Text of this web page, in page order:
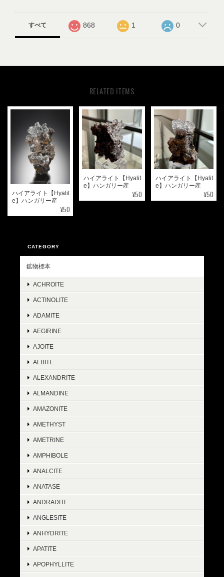
すべて 868 1 0
RELATED ITEMS
ハイアライト【Hyalit
e】ハンガリー産
¥50
ハイアライト【Hyalit
e】ハンガリー産
¥50
ハイアライト【Hyalit
e】ハンガリー産
¥50
CATEGORY
鉱物標本
ACHROITE
ACTINOLITE
ADAMITE
AEGIRINE
AJOITE
ALBITE
ALEXANDRITE
ALMANDINE
AMAZONITE
AMETHYST
AMETRINE
AMPHIBOLE
ANALCITE
ANATASE
ANDRADITE
ANGLESITE
ANHYDRITE
APATITE
APOPHYLLITE